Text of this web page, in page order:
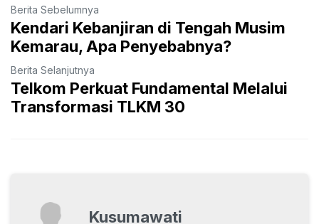
Berita Sebelumnya
Kendari Kebanjiran di Tengah Musim
Kemarau, Apa Penyebabnya?
Berita Selanjutnya
Telkom Perkuat Fundamental Melalui
Transformasi TLKM 30
Kusumawati